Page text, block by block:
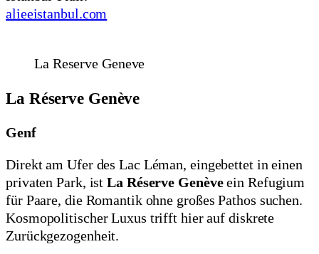
alieeistanbul.com
La Reserve Geneve
La Réserve Genève
Genf
Direkt am Ufer des Lac Léman, eingebettet in einen
privaten Park, istLa Réserve Genèveein Refugium
für Paare, die Romantik ohne großes Pathos suchen.
Kosmopolitischer Luxus trifft hier auf diskrete
Zurückgezogenheit.